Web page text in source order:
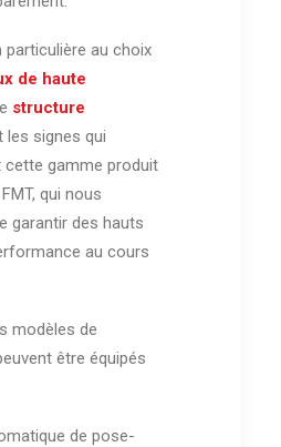
particulière au choix
de haute
structure
les signes qui
cette gamme produit
qui nous
garantir des hauts
au cours
modèles de
être équipés
de pose-